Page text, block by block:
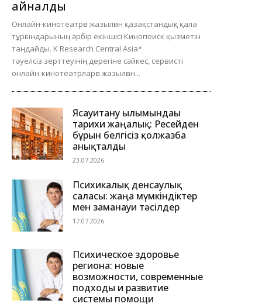
айналды
Онлайн-кинотеатрға жазылған қазақстандық қала
тұрғындарының әрбір екіншісі Кинопоиск қызметін
таңдайды. K Research Central Asia*
тәуелсіз зерттеуінің дерегіне сәйкес, сервисті
онлайн-кинотеатрларға жазылған...
Ясауитану ғылымындағы
тарихи жаңалық: Ресейден
бұрын белгісіз қолжазба
анықталды
23.07.2026
Психикалық денсаулық
саласы: жаңа мүмкіндіктер
мен заманауи тәсілдер
17.07.2026
Психическое здоровье
региона: новые
возможности, современные
подходы и развитие
системы помощи